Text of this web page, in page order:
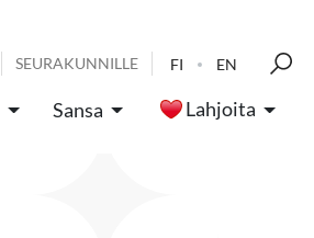
SEURAKUNNILLE FI EN
Sansa Lahjoita